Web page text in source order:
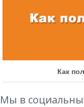
Как
Мы в